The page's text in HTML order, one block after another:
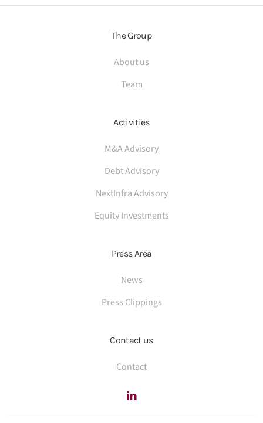
The Group
About us
Team
Activities
M&A Advisory
Debt Advisory
NextInfra Advisory
Equity Investments
Press Area
News
Press Clippings
Contact us
Contact